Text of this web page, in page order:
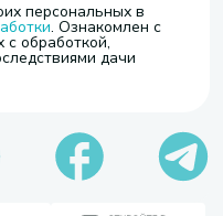
персональных в
. Ознакомлен с
с обработкой,
дачи